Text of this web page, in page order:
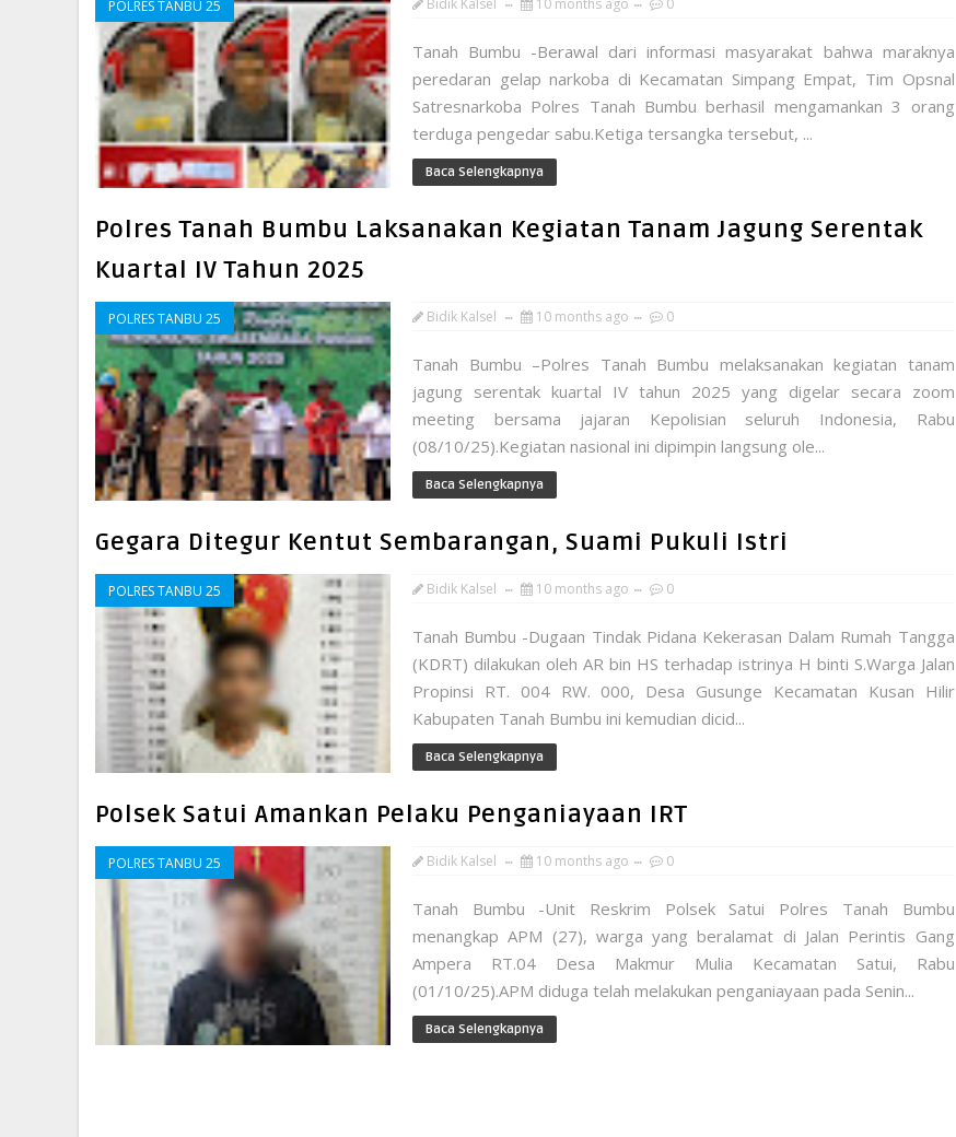
POLRES TANBU 25 Bidik Kalsel 10 months ago 0
Tanah Bumbu -Berawal dari informasi masyarakat bahwa maraknya
peredaran gelap narkoba di Kecamatan Simpang Empat, Tim Opsnal
Satresnarkoba Polres Tanah Bumbu berhasil mengamankan 3 orang
terduga pengedar sabu.Ketiga tersangka tersebut, ...
Baca Selengkapnya
Polres Tanah Bumbu Laksanakan Kegiatan Tanam Jagung Serentak
Kuartal IV Tahun 2025
POLRES TANBU 25 Bidik Kalsel 10 months ago 0
Tanah Bumbu –Polres Tanah Bumbu melaksanakan kegiatan tanam
jagung serentak kuartal IV tahun 2025 yang digelar secara zoom
meeting bersama jajaran Kepolisian seluruh Indonesia, Rabu
(08/10/25).Kegiatan nasional ini dipimpin langsung ole...
Baca Selengkapnya
Gegara Ditegur Kentut Sembarangan, Suami Pukuli Istri
POLRES TANBU 25 Bidik Kalsel 10 months ago 0
Tanah Bumbu -Dugaan Tindak Pidana Kekerasan Dalam Rumah Tangga
(KDRT) dilakukan oleh AR bin HS terhadap istrinya H binti S.Warga Jalan
Propinsi RT. 004 RW. 000, Desa Gusunge Kecamatan Kusan Hilir
Kabupaten Tanah Bumbu ini kemudian dicid...
Baca Selengkapnya
Polsek Satui Amankan Pelaku Penganiayaan IRT
POLRES TANBU 25 Bidik Kalsel 10 months ago 0
Tanah Bumbu -Unit Reskrim Polsek Satui Polres Tanah Bumbu
menangkap APM (27), warga yang beralamat di Jalan Perintis Gang
Ampera RT.04 Desa Makmur Mulia Kecamatan Satui, Rabu
(01/10/25).APM diduga telah melakukan penganiayaan pada Senin...
Baca Selengkapnya